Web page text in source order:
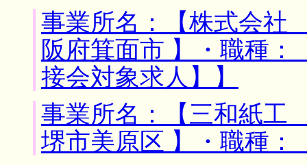
事業所名：【株式会
阪府箕面市 】・職種：
接会対象求人】】
事業所名：【三和紙工
堺市美原区 】・職種：